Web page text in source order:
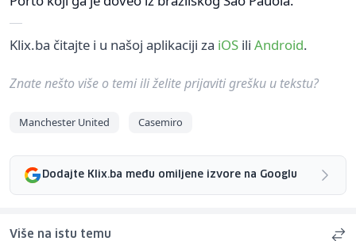
Klix.ba čitajte i u našoj aplikaciji za iOS ili Android.
Znate nešto više o temi ili želite prijaviti grešku u tekstu?
Manchester United Casemiro
Dodajte Klix.ba među omiljene izvore na Googlu
Više na istu temu